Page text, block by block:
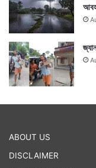
ABOUT US
DISCLAIMER